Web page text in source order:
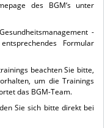
des BGM‘s unter
-
Formular
beachten Sie bitte,
um die Trainings
das BGM-Team.
Sie sich bitte direkt bei